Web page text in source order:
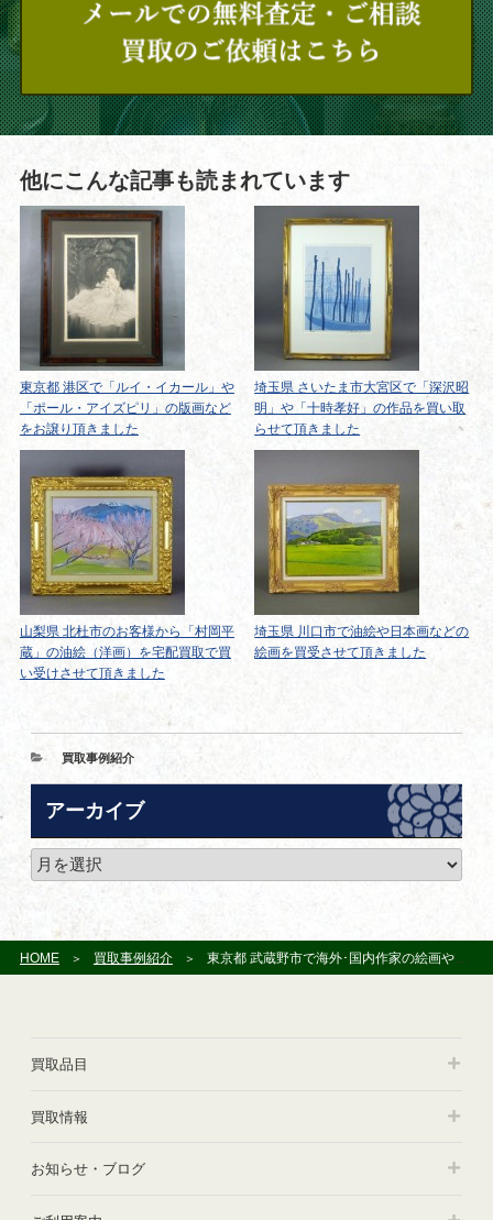
他にこんな記事も読まれています
東京都 港区で「ルイ・イカール」や
「ポール・アイズピリ」の版画など
をお譲り頂きました
埼玉県 さいたま市大宮区で「深沢昭
明」や「十時孝好」の作品を買い取
らせて頂きました
山梨県 北杜市のお客様から「村岡平
蔵」の油絵（洋画）を宅配買取で買
い受けさせて頂きました
埼玉県 川口市で油絵や日本画などの
絵画を買受させて頂きました
カ
リ
買取事例紹介
アーカイブ
ア
ー
ブ
HOME 買取事例紹介 東京都 武蔵野市で海外･国内作家の絵画や版画を買受させて頂きました
買取品目
買取情報
お知らせ・ブログ